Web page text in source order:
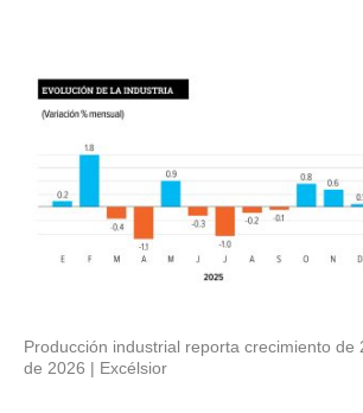
Producción industrial reporta crecimiento de
de 2026
Excélsior